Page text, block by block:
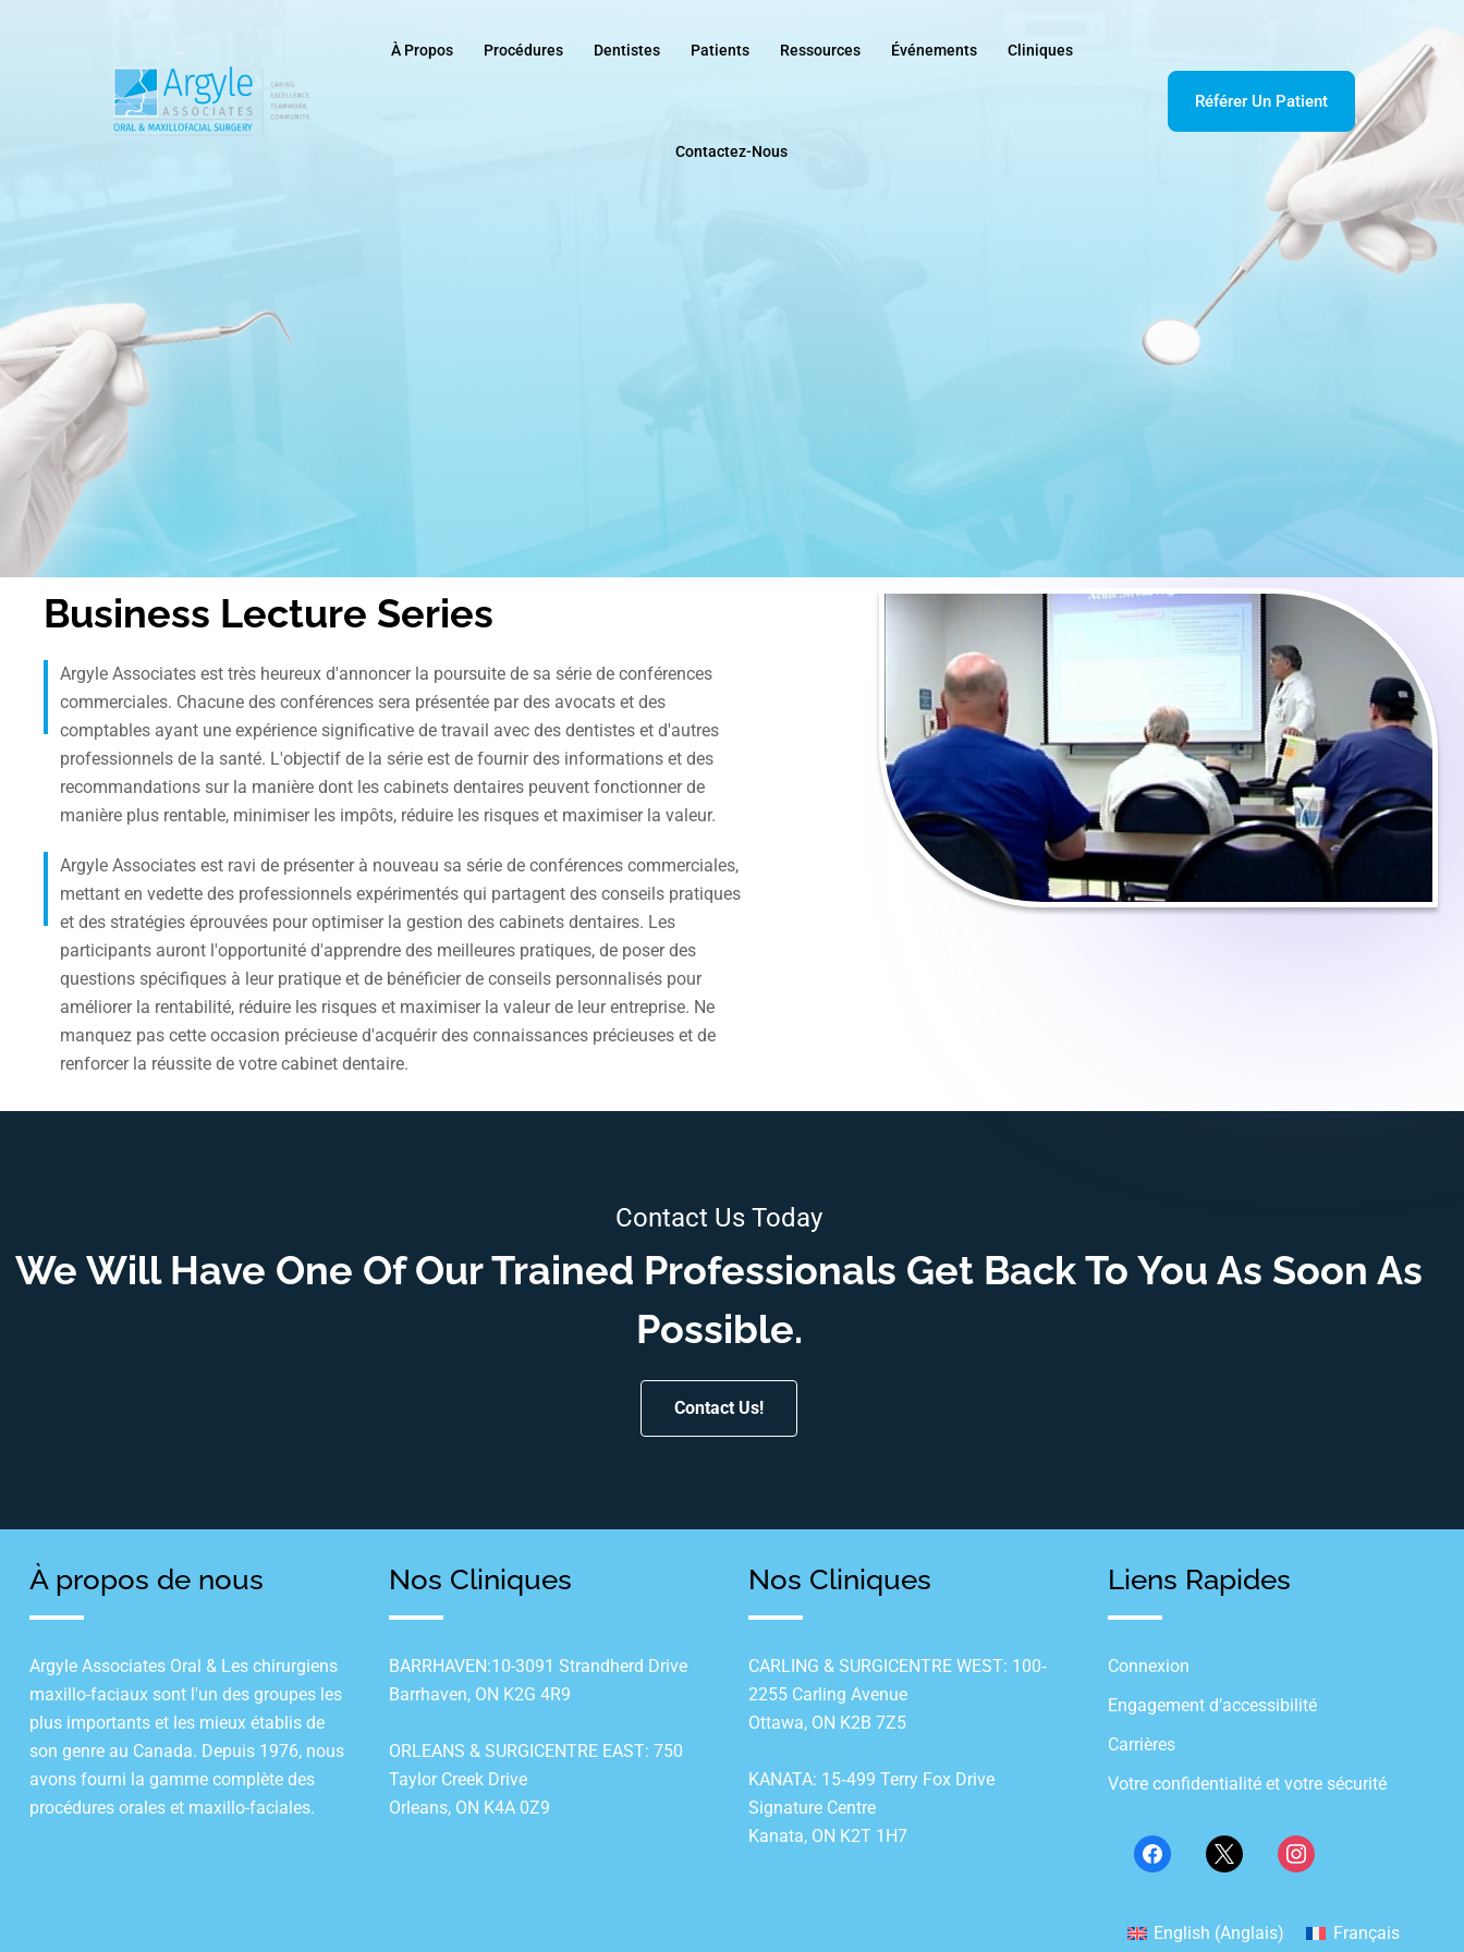
À Propos Procédures Dentistes Patients Ressources Événements Cliniques
Contactez-Nous
Référer Un Patient
Business Lecture Series
Argyle Associates est très heureux d'annoncer la poursuite de sa série de conférences
commerciales. Chacune des conférences sera présentée par des avocats et des
comptables ayant une expérience significative de travail avec des dentistes et d'autres
professionnels de la santé. L'objectif de la série est de fournir des informations et des
recommandations sur la manière dont les cabinets dentaires peuvent fonctionner de
manière plus rentable, minimiser les impôts, réduire les risques et maximiser la valeur.
Argyle Associates est ravi de présenter à nouveau sa série de conférences commerciales,
mettant en vedette des professionnels expérimentés qui partagent des conseils pratiques
et des stratégies éprouvées pour optimiser la gestion des cabinets dentaires. Les
participants auront l'opportunité d'apprendre des meilleures pratiques, de poser des
questions spécifiques à leur pratique et de bénéficier de conseils personnalisés pour
améliorer la rentabilité, réduire les risques et maximiser la valeur de leur entreprise. Ne
manquez pas cette occasion précieuse d'acquérir des connaissances précieuses et de
renforcer la réussite de votre cabinet dentaire.
Contact Us Today
We Will Have One Of Our Trained Professionals Get Back To You As Soon As
Possible.
Contact Us!
À propos de nous
Argyle Associates Oral & Les chirurgiens
maxillo-faciaux sont l'un des groupes les
plus importants et les mieux établis de
son genre au Canada. Depuis 1976, nous
avons fourni la gamme complète des
procédures orales et maxillo-faciales.
Nos Cliniques
BARRHAVEN:10-3091 Strandherd Drive
Barrhaven, ON K2G 4R9
ORLEANS & SURGICENTRE EAST: 750
Taylor Creek Drive
Orleans, ON K4A 0Z9
Nos Cliniques
CARLING & SURGICENTRE WEST: 100‐
2255 Carling Avenue
Ottawa, ON K2B 7Z5
KANATA: 15‐499 Terry Fox Drive
Signature Centre
Kanata, ON K2T 1H7
Liens Rapides
Connexion
Engagement d’accessibilité
Carrières
Votre confidentialité et votre sécurité
English (Anglais) Français